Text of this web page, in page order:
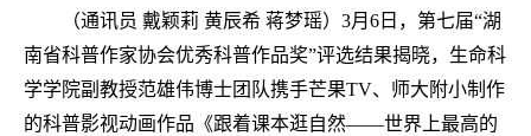
（通讯员 戴颖莉 黄辰希 蒋梦瑶）3月6日，第七届“湖
南省科普作家协会优秀科普作品奖”评选结果揭晓，生命科
学学院副教授范雄伟博士团队携手芒果TV、师大附小制作
的科普影视动画作品《跟着课本逛自然——世界上最高的